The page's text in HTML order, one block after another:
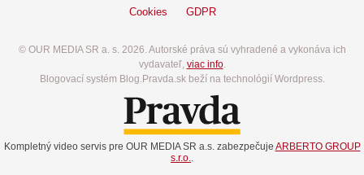
Cookies GDPR
© OUR MEDIA SR a. s. 2026. Autorské práva sú vyhradené a vykonáva ich
vydavateľ, viac info.
Blogovací systém Blog.Pravda.sk beží na technológií Wordpress.
Kompletný video servis pre OUR MEDIA SR a.s. zabezpečuje ARBERTO GROUP
s.r.o..